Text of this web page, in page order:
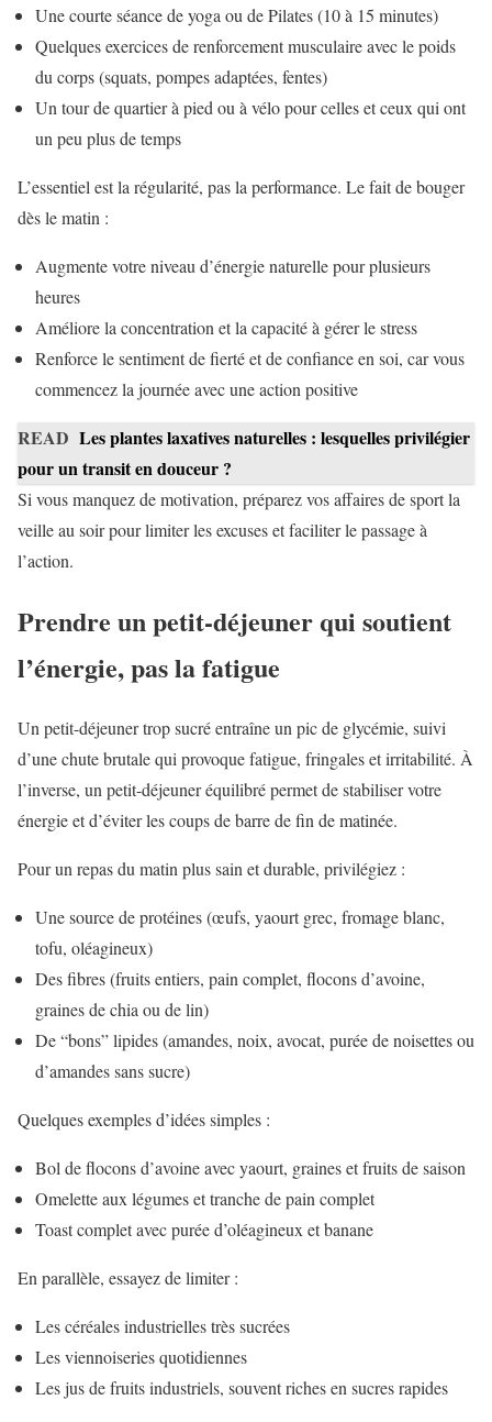
Une courte séance de yoga ou de Pilates (10 à 15 minutes)
Quelques exercices de renforcement musculaire avec le poids
du corps (squats, pompes adaptées, fentes)
Un tour de quartier à pied ou à vélo pour celles et ceux qui ont
un peu plus de temps
L’essentiel est la régularité, pas la performance. Le fait de bouger
dès le matin :
Augmente votre niveau d’énergie naturelle pour plusieurs
heures
Améliore la concentration et la capacité à gérer le stress
Renforce le sentiment de fierté et de confiance en soi, car vous
commencez la journée avec une action positive
READ Les plantes laxatives naturelles : lesquelles privilégier
pour un transit en douceur ?
Si vous manquez de motivation, préparez vos affaires de sport la
veille au soir pour limiter les excuses et faciliter le passage à
l’action.
Prendre un petit-déjeuner qui soutient
l’énergie, pas la fatigue
Un petit-déjeuner trop sucré entraîne un pic de glycémie, suivi
d’une chute brutale qui provoque fatigue, fringales et irritabilité. À
l’inverse, un petit-déjeuner équilibré permet de stabiliser votre
énergie et d’éviter les coups de barre de fin de matinée.
Pour un repas du matin plus sain et durable, privilégiez :
Une source de protéines (œufs, yaourt grec, fromage blanc,
tofu, oléagineux)
Des fibres (fruits entiers, pain complet, flocons d’avoine,
graines de chia ou de lin)
De “bons” lipides (amandes, noix, avocat, purée de noisettes ou
d’amandes sans sucre)
Quelques exemples d’idées simples :
Bol de flocons d’avoine avec yaourt, graines et fruits de saison
Omelette aux légumes et tranche de pain complet
Toast complet avec purée d’oléagineux et banane
En parallèle, essayez de limiter :
Les céréales industrielles très sucrées
Les viennoiseries quotidiennes
Les jus de fruits industriels, souvent riches en sucres rapides